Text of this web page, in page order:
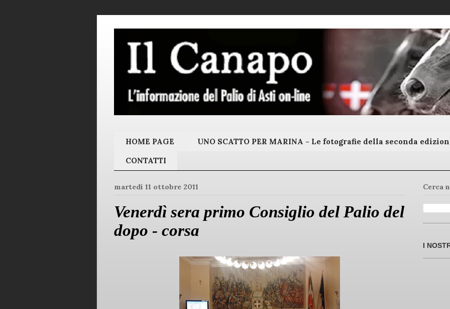
HOME PAGE UNO SCATTO PER MARINA - Le fotografie della seconda
CONTATTI
martedì 11 ottobre 2011
Venerdì sera primo Consiglio del Palio del
dopo - corsa
Cerca
I